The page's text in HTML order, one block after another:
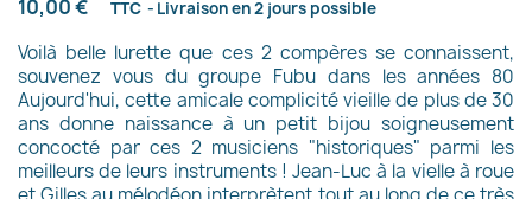
10,00 € TTC Livraison en 2 jours possible
Voilà belle lurette que ces 2 compères se connaissent,
souvenez vous du groupe Fubu dans les années 80
Aujourd'hui, cette amicale complicité vieille de plus de 30
ans donne naissance à un petit bijou soigneusement
concocté par ces 2 musiciens "historiques" parmi les
meilleurs de leurs instruments ! Jean-Luc à la vielle à roue